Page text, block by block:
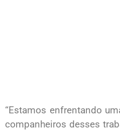
“Estamos enfrentando
companheiros desses